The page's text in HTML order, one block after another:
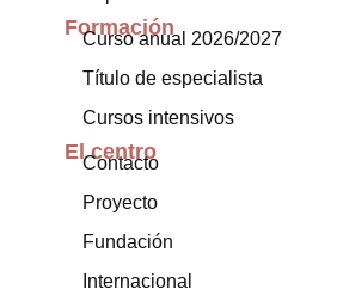
Formación
Curso anual 2026/2027
Título de especialista
Cursos intensivos
El centro
Contacto
Proyecto
Fundación
Internacional